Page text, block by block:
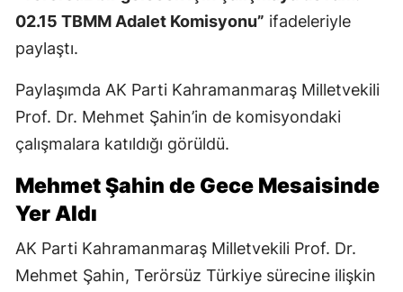
02.15 TBMM Adalet Komisyonu” ifadeleriyle
paylaştı.
Paylaşımda AK Parti Kahramanmaraş Milletvekili
Prof. Dr. Mehmet Şahin’in de komisyondaki
çalışmalara katıldığı görüldü.
Mehmet Şahin de Gece Mesaisinde
Yer Aldı
AK Parti Kahramanmaraş Milletvekili Prof. Dr.
Mehmet Şahin, Terörsüz Türkiye sürecine ilişkin